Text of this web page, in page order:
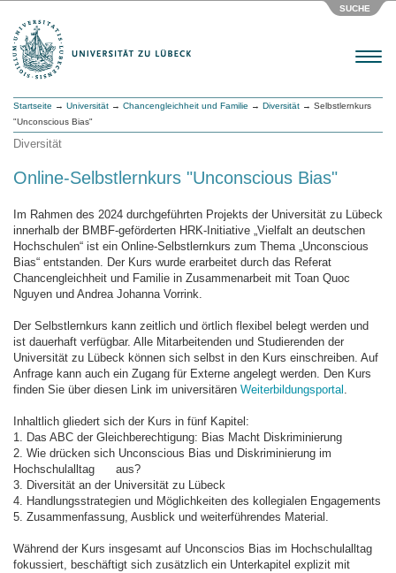
SUCHE
Menu
Startseite → Universität → Chancengleichheit und Familie → Diversität → Selbstlernkurs
"Unconscious Bias"
Diversität
Online-Selbstlernkurs "Unconscious Bias"
Im Rahmen des 2024 durchgeführten Projekts der Universität zu Lübeck
innerhalb der BMBF-geförderten HRK-Initiative „Vielfalt an deutschen
Hochschulen“ ist ein Online-Selbstlernkurs zum Thema „Unconscious
Bias“ entstanden. Der Kurs wurde erarbeitet durch das Referat
Chancengleichheit und Familie in Zusammenarbeit mit Toan Quoc
Nguyen und Andrea Johanna Vorrink.
Der Selbstlernkurs kann zeitlich und örtlich flexibel belegt werden und
ist dauerhaft verfügbar. Alle Mitarbeitenden und Studierenden der
Universität zu Lübeck können sich selbst in den Kurs einschreiben. Auf
Anfrage kann auch ein Zugang für Externe angelegt werden. Den Kurs
finden Sie über diesen Link im universitären Weiterbildungsportal .
Inhaltlich gliedert sich der Kurs in fünf Kapitel:
1. Das ABC der Gleichberechtigung: Bias Macht Diskriminierung
2. Wie drücken sich Unconscious Bias und Diskriminierung im
Hochschulalltag aus?
3. Diversität an der Universität zu Lübeck
4. Handlungsstrategien und Möglichkeiten des kollegialen Engagements
5. Zusammenfassung, Ausblick und weiterführendes Material.
Während der Kurs insgesamt auf Unconscios Bias im Hochschulalltag
fokussiert, beschäftigt sich zusätzlich ein Unterkapitel explizit mit